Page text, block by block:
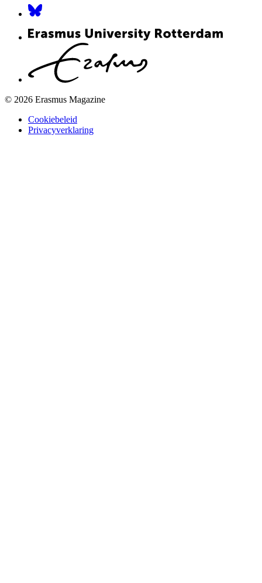
© 2026 Erasmus Magazine
Cookiebeleid
Privacyverklaring